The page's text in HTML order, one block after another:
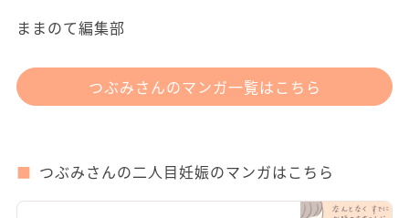
ままのて編集部
つぶみさんのマンガ一覧はこちら
つぶみさんの二人目妊娠のマンガはこちら